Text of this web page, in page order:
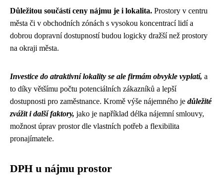
Důležitou součástí ceny nájmu je i lokalita. Prostory v centru
města či v obchodních zónách s vysokou koncentrací lidí a
dobrou dopravní dostupností budou logicky dražší než prostory
na okraji města.
Investice do atraktivní lokality se ale firmám obvykle vyplatí, a
to díky většímu počtu potenciálních zákazníků a lepší
dostupnosti pro zaměstnance. Kromě výše nájemného je důležité
zvážit i další faktory, jako je například délka nájemní smlouvy,
možnost úprav prostor dle vlastních potřeb a flexibilita
pronajímatele.
DPH u nájmu prostor